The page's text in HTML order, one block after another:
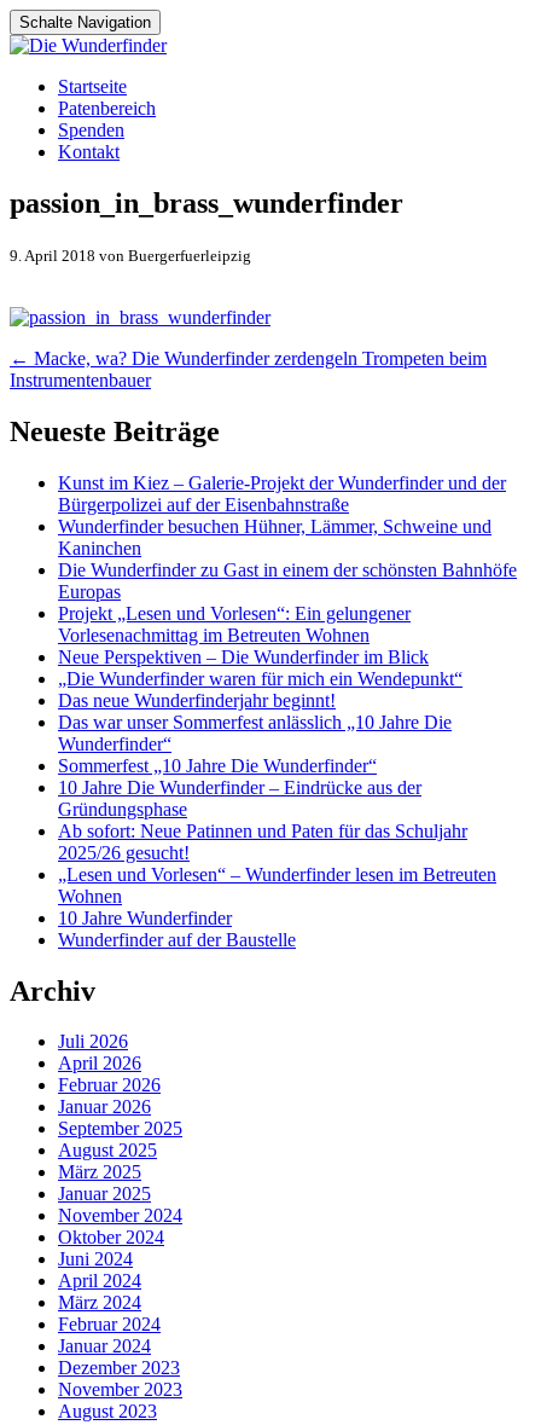
Schalte Navigation
Zum
Inhalt
springen
Startseite
Patenbereich
Spenden
Kontakt
passion_in_brass_wunderfinder
9. April 2018 von Buergerfuerleipzig
Artikel-
Navigation
← Macke, wa? Die Wunderfinder zerdengeln Trompeten beim
Instrumentenbauer
Neueste Beiträge
Kunst im Kiez – Galerie-Projekt der Wunderfinder und der
Bürgerpolizei auf der Eisenbahnstraße
Wunderfinder besuchen Hühner, Lämmer, Schweine und
Kaninchen
Die Wunderfinder zu Gast in einem der schönsten Bahnhöfe
Europas
Projekt „Lesen und Vorlesen“: Ein gelungener
Vorlesenachmittag im Betreuten Wohnen
Neue Perspektiven – Die Wunderfinder im Blick
„Die Wunderfinder waren für mich ein Wendepunkt“
Das neue Wunderfinderjahr beginnt!
Das war unser Sommerfest anlässlich „10 Jahre Die
Wunderfinder“
Sommerfest „10 Jahre Die Wunderfinder“
10 Jahre Die Wunderfinder – Eindrücke aus der
Gründungsphase
Ab sofort: Neue Patinnen und Paten für das Schuljahr
2025/26 gesucht!
„Lesen und Vorlesen“ – Wunderfinder lesen im Betreuten
Wohnen
10 Jahre Wunderfinder
Wunderfinder auf der Baustelle
Archiv
Juli 2026
April 2026
Februar 2026
Januar 2026
September 2025
August 2025
März 2025
Januar 2025
November 2024
Oktober 2024
Juni 2024
April 2024
März 2024
Februar 2024
Januar 2024
Dezember 2023
November 2023
August 2023